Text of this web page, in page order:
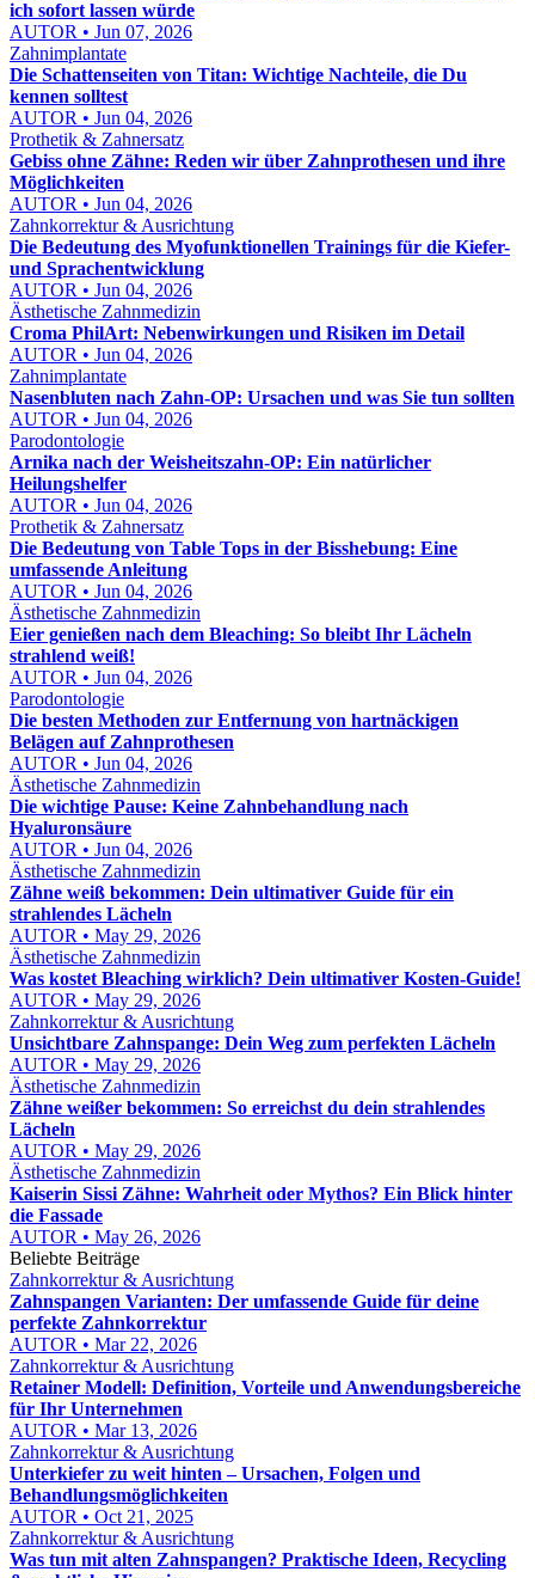
ich sofort lassen würde
AUTOR • Jun 07, 2026
Zahnimplantate
Die Schattenseiten von Titan: Wichtige Nachteile, die Du
kennen solltest
AUTOR • Jun 04, 2026
Prothetik & Zahnersatz
Gebiss ohne Zähne: Reden wir über Zahnprothesen und ihre
Möglichkeiten
AUTOR • Jun 04, 2026
Zahnkorrektur & Ausrichtung
Die Bedeutung des Myofunktionellen Trainings für die Kiefer-
und Sprachentwicklung
AUTOR • Jun 04, 2026
Ästhetische Zahnmedizin
Croma PhilArt: Nebenwirkungen und Risiken im Detail
AUTOR • Jun 04, 2026
Zahnimplantate
Nasenbluten nach Zahn-OP: Ursachen und was Sie tun sollten
AUTOR • Jun 04, 2026
Parodontologie
Arnika nach der Weisheitszahn-OP: Ein natürlicher
Heilungshelfer
AUTOR • Jun 04, 2026
Prothetik & Zahnersatz
Die Bedeutung von Table Tops in der Bisshebung: Eine
umfassende Anleitung
AUTOR • Jun 04, 2026
Ästhetische Zahnmedizin
Eier genießen nach dem Bleaching: So bleibt Ihr Lächeln
strahlend weiß!
AUTOR • Jun 04, 2026
Parodontologie
Die besten Methoden zur Entfernung von hartnäckigen
Belägen auf Zahnprothesen
AUTOR • Jun 04, 2026
Ästhetische Zahnmedizin
Die wichtige Pause: Keine Zahnbehandlung nach
Hyaluronsäure
AUTOR • Jun 04, 2026
Ästhetische Zahnmedizin
Zähne weiß bekommen: Dein ultimativer Guide für ein
strahlendes Lächeln
AUTOR • May 29, 2026
Ästhetische Zahnmedizin
Was kostet Bleaching wirklich? Dein ultimativer Kosten-Guide!
AUTOR • May 29, 2026
Zahnkorrektur & Ausrichtung
Unsichtbare Zahnspange: Dein Weg zum perfekten Lächeln
AUTOR • May 29, 2026
Ästhetische Zahnmedizin
Zähne weißer bekommen: So erreichst du dein strahlendes
Lächeln
AUTOR • May 29, 2026
Ästhetische Zahnmedizin
Kaiserin Sissi Zähne: Wahrheit oder Mythos? Ein Blick hinter
die Fassade
AUTOR • May 26, 2026
Beliebte Beiträge
Zahnkorrektur & Ausrichtung
Zahnspangen Varianten: Der umfassende Guide für deine
perfekte Zahnkorrektur
AUTOR • Mar 22, 2026
Zahnkorrektur & Ausrichtung
Retainer Modell: Definition, Vorteile und Anwendungsbereiche
für Ihr Unternehmen
AUTOR • Mar 13, 2026
Zahnkorrektur & Ausrichtung
Unterkiefer zu weit hinten – Ursachen, Folgen und
Behandlungsmöglichkeiten
AUTOR • Oct 21, 2025
Zahnkorrektur & Ausrichtung
Was tun mit alten Zahnspangen? Praktische Ideen, Recycling